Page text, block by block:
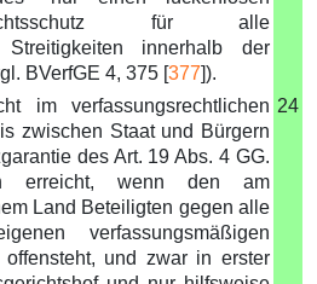
für alle
Streitigkeiten innerhalb der
BVerfGE 4, 375 [377]).
im verfassungsrechtlichen
zwischen Staat und Bürgern
des Art. 19 Abs. 4 GG.
erreicht, wenn den am
Land Beteiligten gegen alle
verfassungsmäßigen
und zwar in erster
24